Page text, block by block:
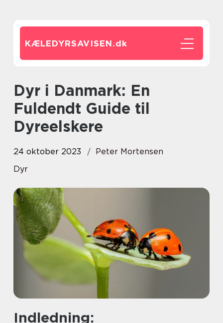
KÆLEDYRSAVISEN.dk
Dyr i Danmark: En
Fuldendt Guide til
Dyreelskere
24 oktober 2023
Peter Mortensen
Dyr
Indledning: